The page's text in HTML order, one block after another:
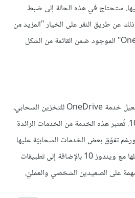
ستحتاج في هذه الحالة إلى ضبط
عن طريق النقر على الخيار "المزيد من
خيارات المشاركة في OneDrive" الموجود ضمن القائمة من الشكل
تعلّمنا في هذا المقال كيفيّة تفعيل خدمة OneDrive للتخزين السحابي،
والتعامل معها ضمن ويندوز 10. تُعتبر هذه الخدمة من الخدمات الرائدة
تفوّق بعض الخدمات السحابيّة عليها
في بعض الجوانب، إلّا أنّ تكاملها مع ويندوز 10 بالإضافة إلى تطبيقات
على الصعيدين الشخصي والعمليّ.